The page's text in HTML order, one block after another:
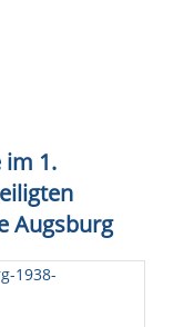
im 1.
Augsburg